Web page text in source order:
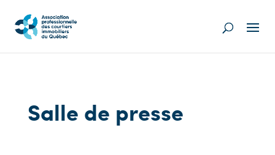
Salle de presse